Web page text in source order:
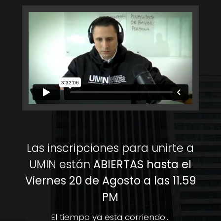
Las inscripciones para unirte a
UMIN estánABIERTAS hasta el
Viernes 20 de Agosto a las 11.59
PM
El tiempo ya esta corriendo…